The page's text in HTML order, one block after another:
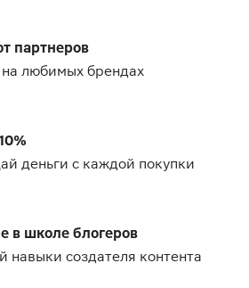
партнеров
любимых брендах
деньги с каждой покупки
в школе блогеров
навыки создателя контента